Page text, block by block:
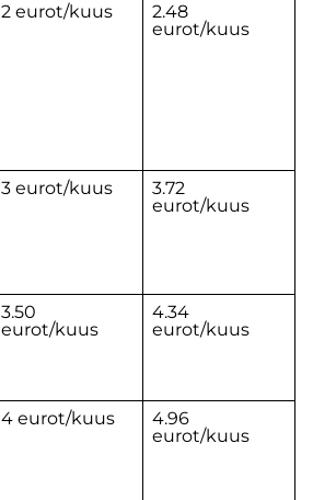
2 eurot/kuus
2.48
eurot/kuus
3 eurot/kuus
3.72
eurot/kuus
3.50
eurot/kuus
4.34
eurot/kuus
4 eurot/kuus
4.96
eurot/kuus